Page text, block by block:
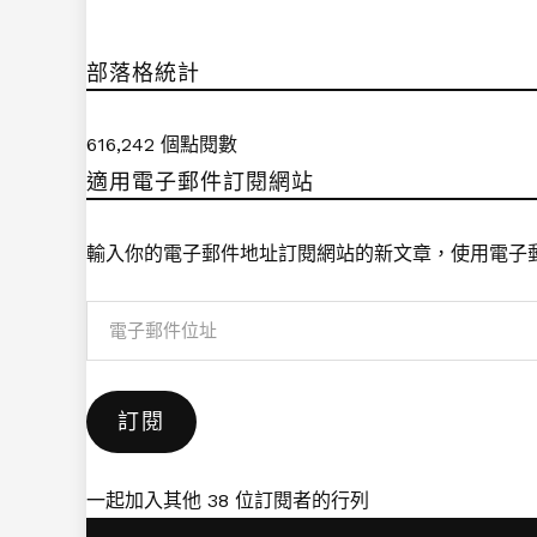
部落格統計
616,242 個點閱數
適用電子郵件訂閱網站
輸入你的電子郵件地址訂閱網站的新文章，使用電子
件
位
訂閱
一起加入其他 38 位訂閱者的行列